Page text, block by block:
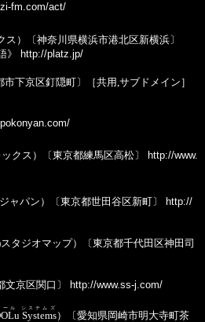
fm.com/act/
ス）〔神奈川県横浜市港北区新横浜〕
》
http://platz.jp/
市下京区釘隠町〕［共用,サブドメイン］
クス）〔東京都練馬区高松〕
http://www.
ャパン）〔東京都世田谷区新町〕
http://
)スタジオマップ）〔東京都千代田区神田司
文京区関口〕 http://www.ss-j.com/
Systems
ール システムズ
）〔愛知県岡崎市明大寺町茶